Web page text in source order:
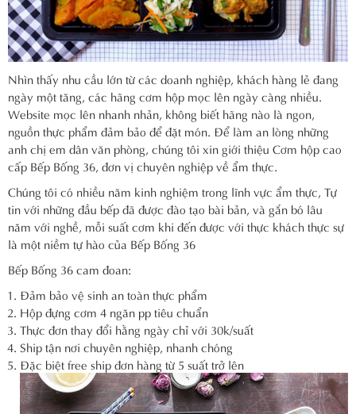
Nhìn thấy nhu cầu lớn từ các doanh nghiệp, khách hàng lẻ đang
ngày một tăng, các hãng cơm hộp mọc lên ngày càng nhiều.
Website mọc lên nhanh nhản, không biết hãng nào là ngon,
nguồn thực phẩm đảm bảo để đặt món. Để làm an lòng những
anh chị em dân văn phòng, chúng tôi xin giới thiệu Cơm hộp cao
cấp Bếp Bống 36, đơn vị chuyên nghiệp về ẩm thực.
Chúng tôi có nhiều năm kinh nghiệm trong lĩnh vực ẩm thực, Tự
tin với những đầu bếp đã được đào tạo bài bản, và gắn bó lâu
năm với nghề, mỗi suất cơm khi đến được với thực khách thực sự
là một niềm tự hào của Bếp Bống 36
Bếp Bống 36 cam đoan:
Đảm bảo vệ sinh an toàn thực phẩm
Hộp đựng cơm 4 ngăn pp tiêu chuẩn
Thực đơn thay đổi hằng ngày chỉ với 30k/suất
Ship tận nơi chuyên nghiệp, nhanh chóng
Đặc biệt free ship đơn hàng từ 5 suất trở lên